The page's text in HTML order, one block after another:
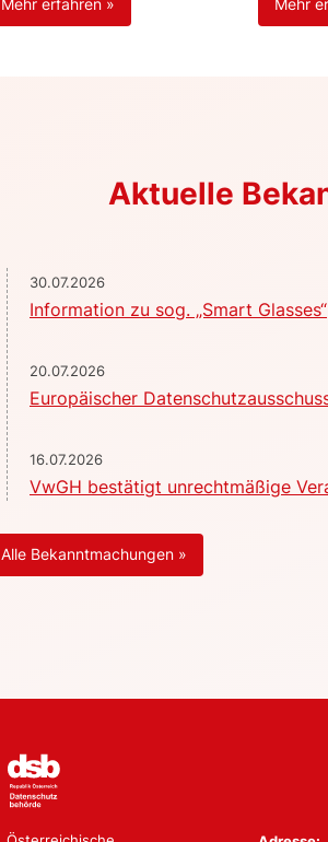
Aktuelle
30.07.2026
Information zu sog. „Smart Glasses“
20.07.2026
Europäischer
16.07.2026
VwGH bestätigt unrechtmäßige
Alle Bekanntmachungen »